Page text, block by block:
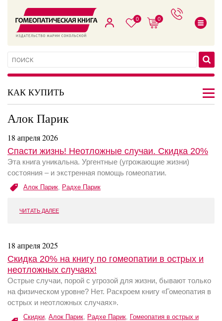
0 0
КАК КУПИТЬ
Алок Парик
18 апреля 2026
Спасти жизнь! Неотложные случаи. Скидка 20%
Эта книга уникальна. Ургентные (угрожающие жизни)
состояния – и экстренная помощь гомеопатии.
Алок Парик, Радхе Парик
ЧИТАТЬ ДАЛЕЕ
18 апреля 2025
Скидка 20% на книгу по гомеопатии в острых и
неотложных случаях!
Острые случаи, порой с угрозой для жизни, бывают только
на физическом уровне? Нет. Раскроем книгу «Гомеопатия в
острых и неотложных случаях».
Скидки, Алок Парик, Радхе Парик, Гомеопатия в острых и